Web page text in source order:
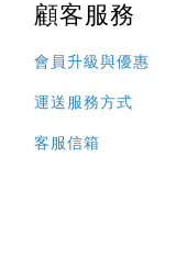
顧客服務
會員升級與優惠
運送服務方式
客服信箱